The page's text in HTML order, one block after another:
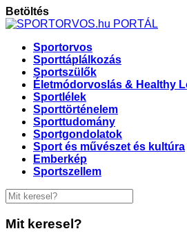
Betöltés
Sportorvos
Sporttáplálkozás
Sportszülők
Életmódorvoslás & Healthy
Sportlélek
Sporttörténelem
Sporttudomány
Sportgondolatok
Sport és művészet és kultúra
Emberkép
Sportszellem
Mit keresel?